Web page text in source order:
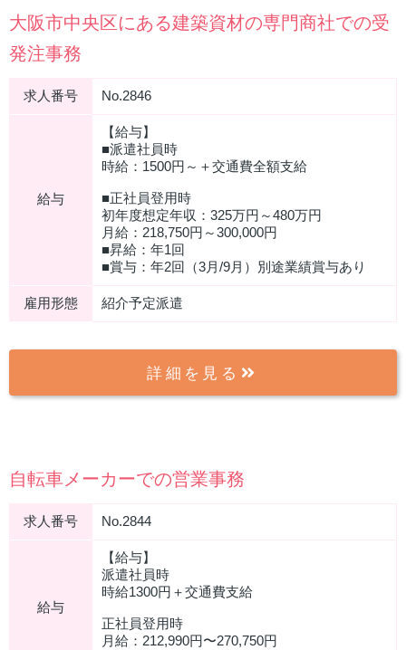
大阪市中央区にある建築資材の専門商社での受
発注事務
求人番号 No.2846
給与
【給与】
■派遣社員時
時給：1500円～＋交通費全額支給
■正社員登用時
初年度想定年収：325万円～480万円
月給：218,750円～300,000円
■昇給：年1回
■賞与：年2回（3月/9月）別途業績賞与あり
雇用形態 紹介予定派遣
詳細を見る
自転車メーカーでの営業事務
求人番号 No.2844
給与
【給与】
派遣社員時
時給1300円＋交通費支給
正社員登用時
月給：212,990円〜270,750円